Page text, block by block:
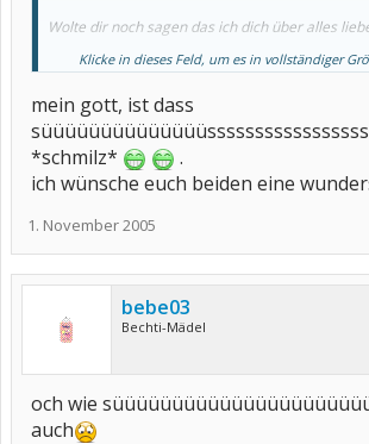
Wolte dir noch sagen das ich dich über alles
Werd dich so sehr verwöhnen das gar nimmer
*ichfreumichschonso*
Klicke in dieses Feld, um es in vollständiger
mein gott, ist dass
*schmilz*
.
ich wünsche euch beiden eine
1. November 2005
bebe03
Bechti-Mädel
och wie
auch